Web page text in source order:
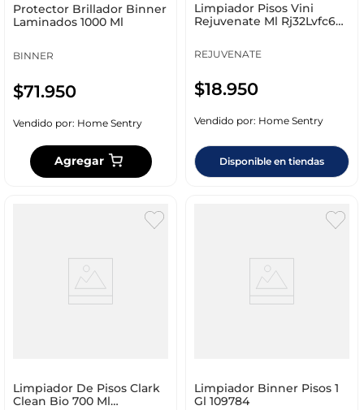
Protector Brillador Binner
Laminados 1000 Ml
BINNER
$71.950
Vendido por: Home Sentry
Agregar
Limpiador Pisos Vini
Rejuvenate Ml Rj32Lvfc6
REJUVENATE
$18.950
Vendido por: Home Sentry
Disponible en tiendas
Limpiador De Pisos Clark
Clean Bio 700 Ml
Limpiador Binner Pisos 1
Gl 109784